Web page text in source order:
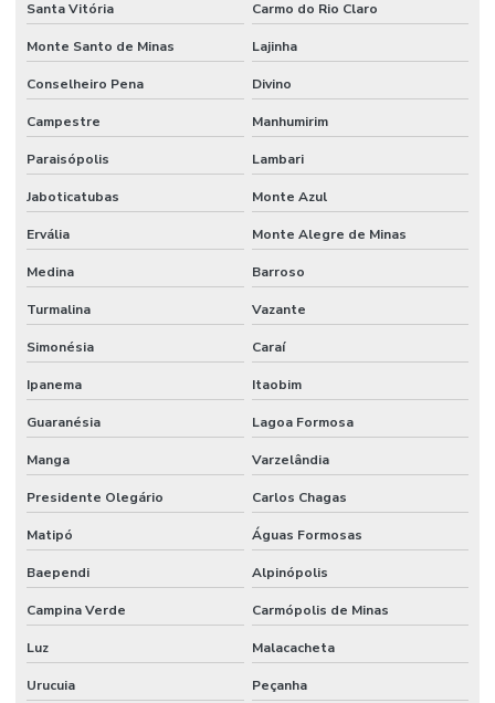
Santa Vitória Carmo do Rio Claro
Monte Santo de Minas Lajinha
Conselheiro Pena Divino
Campestre Manhumirim
Paraisópolis Lambari
Jaboticatubas Monte Azul
Ervália Monte Alegre de Minas
Medina Barroso
Turmalina Vazante
Simonésia Caraí
Ipanema Itaobim
Guaranésia Lagoa Formosa
Manga Varzelândia
Presidente Olegário Carlos Chagas
Matipó Águas Formosas
Baependi Alpinópolis
Campina Verde Carmópolis de Minas
Luz Malacacheta
Urucuia Peçanha